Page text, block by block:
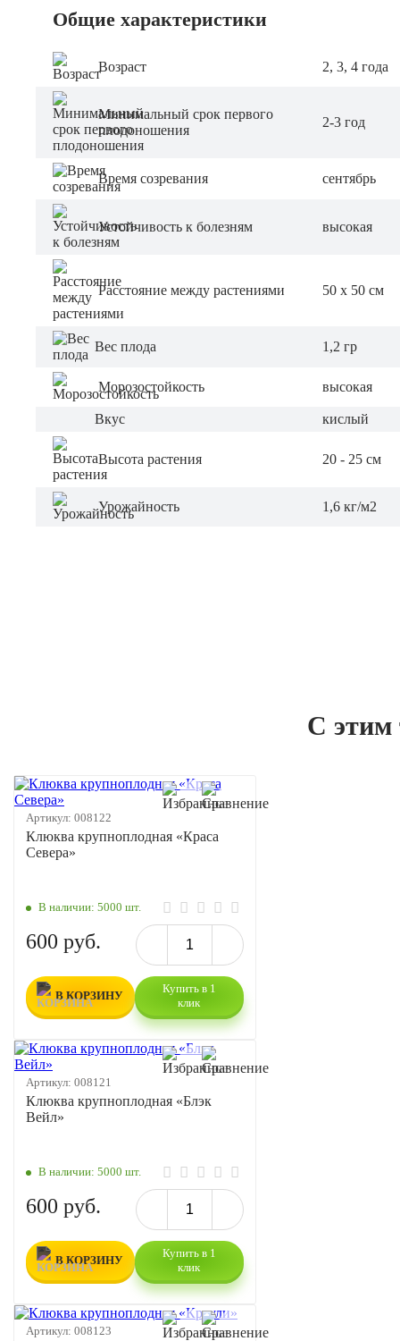
Общие характеристики
Возраст 2, 3, 4 года
Минимальный срок первого
плодоношения
2-3 год
Время созревания сентябрь
Устойчивость к болезням высокая
Расстояние между растениями 50 х 50 см
Вес плода 1,2 гр
Морозостойкость высокая
Вкус кислый
Высота растения 20 - 25 см
Урожайность 1,6 кг/м2
С этим
Артикул: 008122
Клюква крупноплодная «Краса
Севера»
В наличии: 5000 шт.
600 руб.
В КОРЗИНУ
Купить в 1
клик
Артикул: 008121
Клюква крупноплодная «Блэк
Вейл»
В наличии: 5000 шт.
600 руб.
В КОРЗИНУ
Купить в 1
клик
Артикул: 008123